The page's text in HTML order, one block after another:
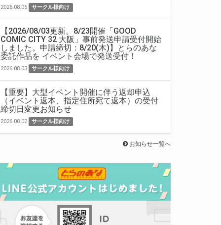
2026.08.05 サークル様向け
【2026/08/03更新。8/23開催「GOOD
COMIC CITY 32 大阪」事前発送申請受付開始
しました。申請締切：8/20(木)】とらのあな
委託作品を イベント会場で発送受付！
2026.08.03 サークル様向け
【重要】大型イベント開催に伴う返却申込
（イベント返本、指定住所宛て返本）の受付
締切日変更お知らせ
2026.08.02 サークル様向け
お知らせ一覧へ